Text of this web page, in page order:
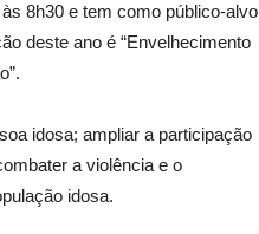
8h30 e tem como público-alvo
deste ano é “Envelhecimento
idosa; ampliar a participação
a violência e o
idosa.